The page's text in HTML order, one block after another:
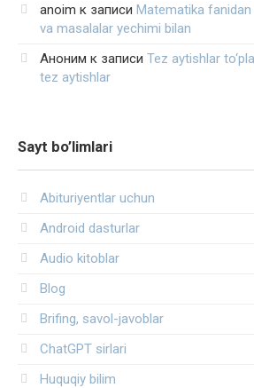
anoim к записи Matematika
va masalalar yechimi bilan
Аноним к записи Tez aytishlar
tez aytishlar
Sayt bo’limlari
Abituriyentlar uchun
Android dasturlar
Audio kitoblar
Blog
Brifing, savol-javoblar
ChatGPT sirlari
Huquqiy bilim